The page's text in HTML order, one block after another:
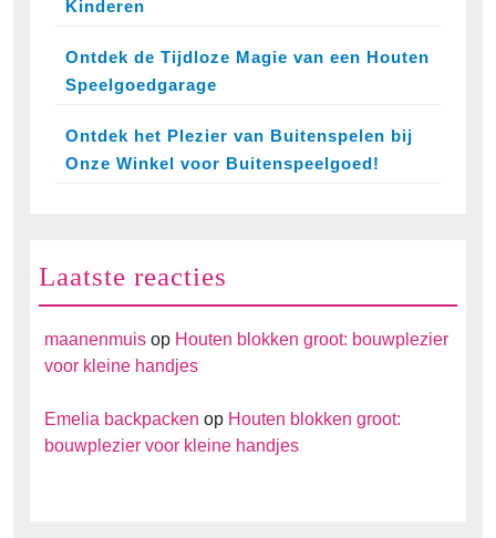
Kinderen
Ontdek de Tijdloze Magie van een Houten
Speelgoedgarage
Ontdek het Plezier van Buitenspelen bij
Onze Winkel voor Buitenspeelgoed!
Laatste reacties
maanenmuis op Houten blokken groot: bouwplezier
voor kleine handjes
Emelia backpacken op Houten blokken groot:
bouwplezier voor kleine handjes